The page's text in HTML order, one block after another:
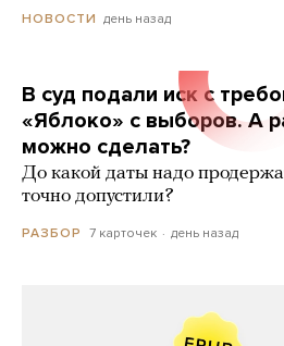
НОВОСТИ день назад
В суд подали иск с
«Яблоко» с выборов. А
можно сделать?
До какой даты надо
точно допустили?
РАЗБОР 7 карточек день назад